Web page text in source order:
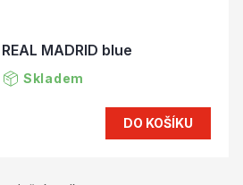
MADRID blue
Skladem
DO KOŠÍKU